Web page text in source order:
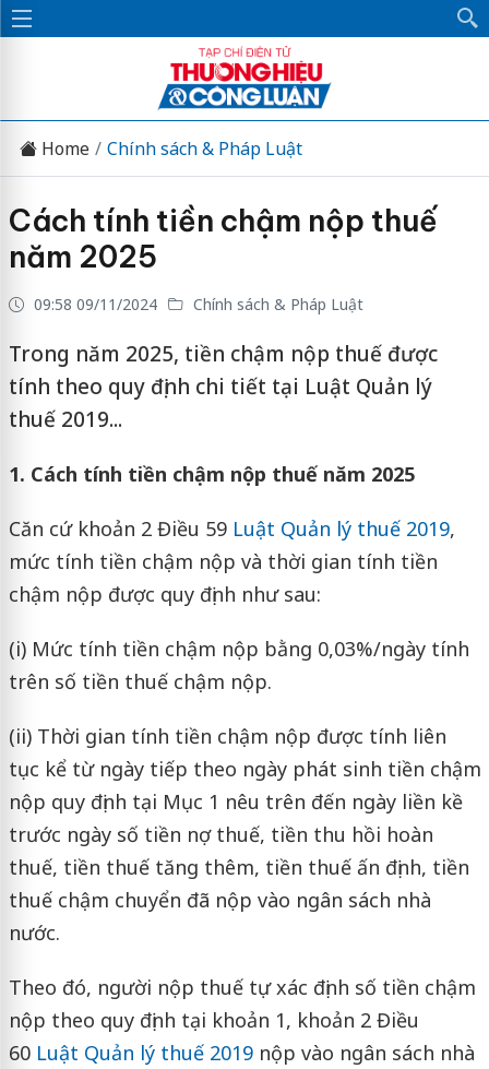
Home Chính sách & Pháp Luật
Cách tính tiền chậm nộp thuế
năm 2025
09:58 09/11/2024 Chính sách & Pháp Luật
Trong năm 2025, tiền chậm nộp thuế được
tính theo quy định chi tiết tại Luật Quản lý
thuế 2019...
1. Cách tính tiền chậm nộp thuế năm 2025
Căn cứ khoản 2 Điều 59 Luật Quản lý thuế 2019,
mức tính tiền chậm nộp và thời gian tính tiền
chậm nộp được quy định như sau:
(i) Mức tính tiền chậm nộp bằng 0,03%/ngày tính
trên số tiền thuế chậm nộp.
(ii) Thời gian tính tiền chậm nộp được tính liên
tục kể từ ngày tiếp theo ngày phát sinh tiền chậm
nộp quy định tại Mục 1 nêu trên đến ngày liền kề
trước ngày số tiền nợ thuế, tiền thu hồi hoàn
thuế, tiền thuế tăng thêm, tiền thuế ấn định, tiền
thuế chậm chuyển đã nộp vào ngân sách nhà
nước.
Theo đó, người nộp thuế tự xác định số tiền chậm
nộp theo quy định tại khoản 1, khoản 2 Điều
60 Luật Quản lý thuế 2019nộp vào ngân sách nhà